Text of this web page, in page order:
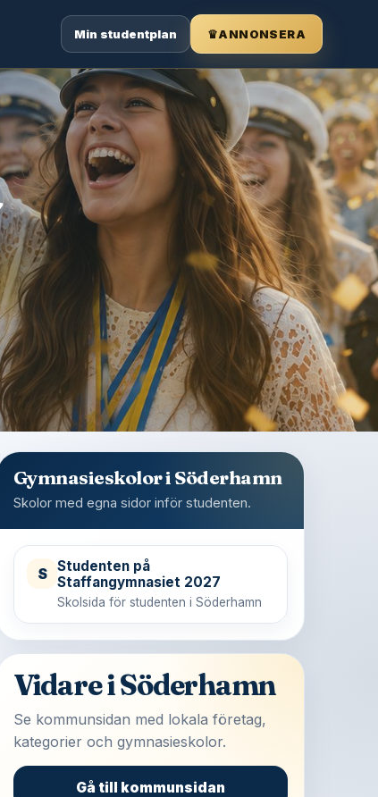
Min studentplan ♛ANNONSERA
Gymnasieskolor i Söderhamn
Skolor med egna sidor inför studenten.
S
Studenten på
Staffangymnasiet 2027
Skolsida för studenten i Söderhamn
Vidare i Söderhamn
Se kommunsidan med lokala företag,
kategorier och gymnasieskolor.
Gå till kommunsidan